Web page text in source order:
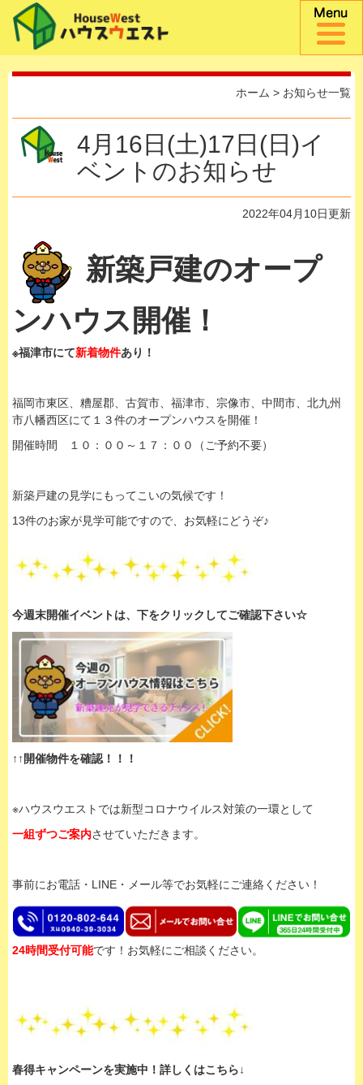
ホーム > お知らせ一覧
4月16日(土)17日(日)イ
ベントのお知らせ
2022年04月10日更新
新築戸建のオープ
ンハウス開催！
※福津市にて新着物件あり！
福岡市東区、糟屋郡、古賀市、福津市、宗像市、中間市、北九州
市八幡西区にて１３件のオープンハウスを開催！
開催時間 １０：００～１７：００（ご予約不要）
新築戸建の見学にもってこいの気候です！
13件のお家が見学可能ですので、お気軽にどうぞ♪
今週末開催イベントは、下をクリックしてご確認下さい☆
↑↑開催物件を確認！！！
※ハウスウエストでは新型コロナウイルス対策の一環として
一組ずつご案内させていただきます。
事前にお電話・LINE・メール等でお気軽にご連絡ください！
24時間受付可能です！お気軽にご相談ください。
春得キャンペーンを実施中！詳しくはこちら↓